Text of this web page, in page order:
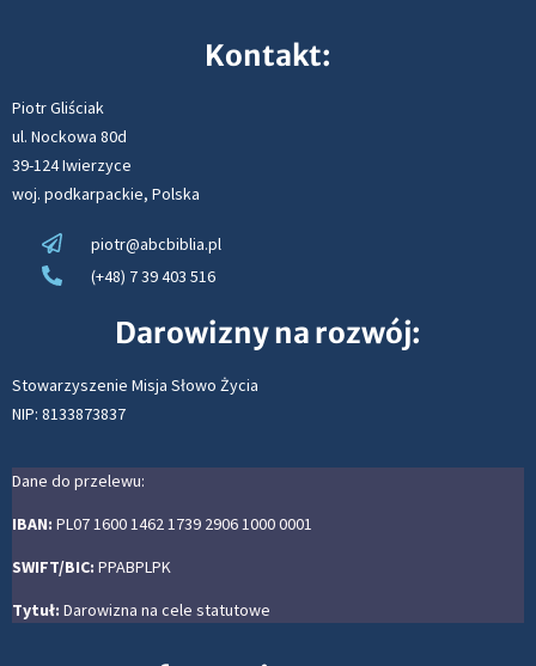
Kontakt:
Piotr Gliściak
ul. Nockowa 80d
39-124 Iwierzyce
woj. podkarpackie, Polska
piotr@abcbiblia.pl
(+48) 7 39 403 516
Darowizny na rozwój:
Stowarzyszenie Misja Słowo Życia
NIP: 8133873837
Dane do przelewu:
IBAN: PL07 1600 1462 1739 2906 1000 0001
SWIFT/BIC: PPABPLPK
Tytuł: Darowizna na cele statutowe